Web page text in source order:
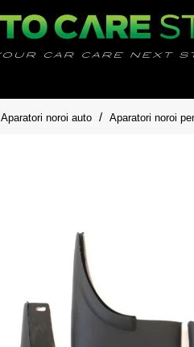
Aparatori noroi auto Aparatori noroi